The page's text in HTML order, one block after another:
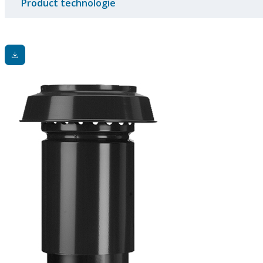
Product technologie